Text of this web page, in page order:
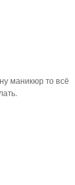
маникюр то всё